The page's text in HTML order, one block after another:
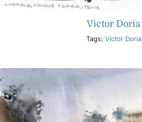
Neem contact met ons opVictor Doria
Tags: Victor Doria